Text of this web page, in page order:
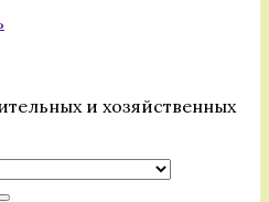
и хозяйственных